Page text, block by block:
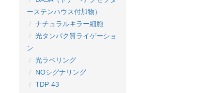
ーステンハウス付加物）
ナチュラルキラー細胞
光タンパク質ライゲーショ
ン
光ラベリング
NOシグナリング
TDP-43